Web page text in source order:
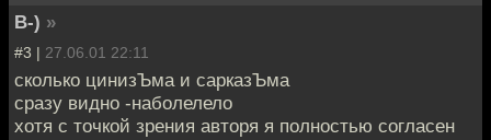
B-) »
#3 | 27.06.01 22:11
сколько цинизЪма и сарказЪма
сразу видно -наболелело
хотя с точкой зрения авторя я полностью согласен